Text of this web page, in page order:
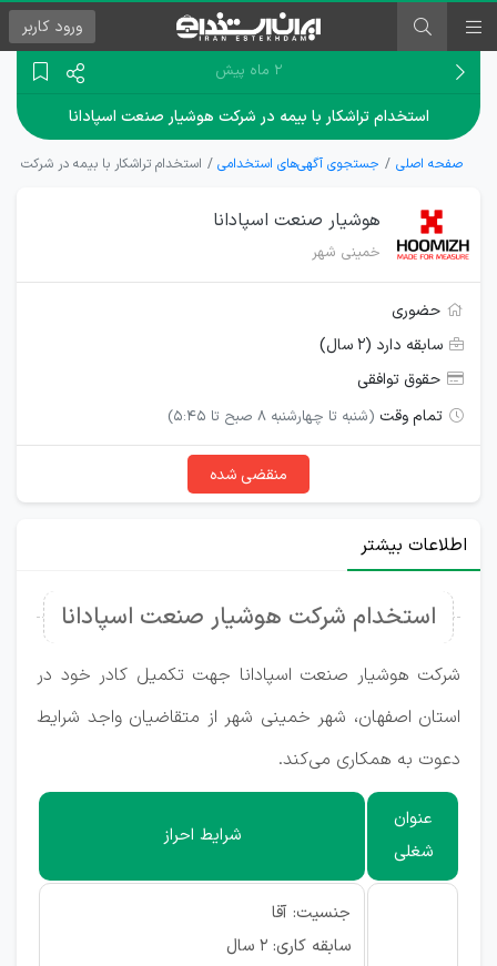
ورود کاربر
۲ ماه پیش
استخدام تراشکار با بیمه در شرکت هوشیار صنعت اسپادانا
صفحه اصلی جستجوی آگهی‌های استخدامی استخدام تراشکار با بیمه در شرکت
هوشیار صنعت اسپادانا
خمینی شهر
حضوری
سابقه دارد (۲ سال)
حقوق توافقی
تمام وقت (شنبه تا چهارشنبه 8 صبح تا 5:45)
منقضی شده
اطلاعات بیشتر
استخدام شرکت هوشیار صنعت اسپادانا
شرکت هوشیار صنعت اسپادانا جهت تکمیل کادر خود در
استان اصفهان، شهر خمینی شهر از متقاضیان واجد شرایط
دعوت به همکاری می‌کند.
عنوان
شغلی
شرایط احراز
جنسیت: آقا
سابقه کاری: ۲ سال